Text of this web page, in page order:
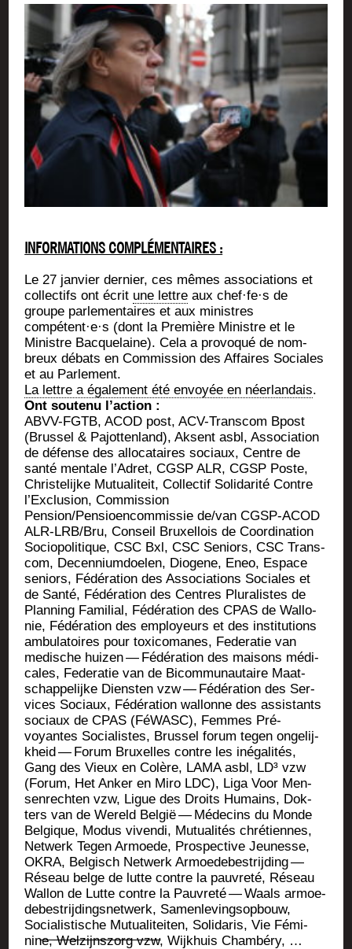
INFORMATIONS COMPLÉMENTAIRES :
Le 27 jan­vier der­nier, ces mêmes asso­cia­tions et
col­lec­tifs ont écrit une lettre aux chef·fe·s de
groupe par­le­men­taires et aux ministres
compétent·e·s (dont la Pre­mière Ministre et le
Ministre Bac­que­laine). Cela a pro­vo­qué de nom­
breux débats en Com­mis­sion des Affaires Sociales
et au Parlement.
La lettre a éga­le­ment été envoyée en néer­lan­dais.
Ont sou­te­nu l’action :
ABVV-FGTB, ACOD post, ACV-Trans­com Bpost
(Brus­sel & Pajot­ten­land), Aksent asbl, Asso­cia­tion
de défense des allo­ca­taires sociaux, Centre de
san­té men­tale l’A­dret, CGSP ALR, CGSP Poste,
Chris­te­lijke Mutua­li­teit, Col­lec­tif Soli­da­ri­té Contre
l’Exclusion, Com­mis­sion
Pension/Pensioencommissie de/van CGSP-ACOD
ALR-LRB/­Bru, Conseil Bruxel­lois de Coor­di­na­tion
Socio­po­li­tique, CSC Bxl, CSC Seniors, CSC Trans­
com, Decen­nium­doe­len, Dio­gene, Eneo, Espace
seniors, Fédé­ra­tion des Asso­cia­tions Sociales et
de San­té, Fédé­ra­tion des Centres Plu­ra­listes de
Plan­ning Fami­lial, Fédé­ra­tion des CPAS de Wal­lo­
nie, Fédé­ra­tion des employeurs et des ins­ti­tu­tions
ambu­la­toires pour toxi­co­manes, Fede­ra­tie van
medische hui­zen — Fédé­ra­tion des mai­sons médi­
cales, Fede­ra­tie van de Bicom­mu­nau­taire Maat­
schap­pe­lijke Diens­ten vzw — Fédé­ra­tion des Ser­
vices Sociaux, Fédé­ra­tion wal­lonne des assis­tants
sociaux de CPAS (FéWASC), Femmes Pré­
voyantes Socia­listes, Brus­sel forum tegen onge­lij­
kheid — Forum Bruxelles contre les inéga­li­tés,
Gang des Vieux en Colère, LAMA asbl, LD³ vzw
(Forum, Het Anker en Miro LDC), Liga Voor Men­
sen­rech­ten vzw, Ligue des Droits Humains, Dok­
ters van de Wereld Bel­gië — Méde­cins du Monde
Bel­gique, Modus viven­di, Mutua­li­tés chré­tiennes,
Net­werk Tegen Armoede, Pros­pec­tive Jeu­nesse,
OKRA, Bel­gisch Net­werk Armoe­de­bes­tri­j­ding —
Réseau belge de lutte contre la pau­vre­té, Réseau
Wal­lon de Lutte contre la Pau­vre­té — Waals armoe­
de­bes­tri­j­ding­snet­werk, Samen­le­ving­sop­bouw,
Socia­lis­tische Mutua­li­tei­ten, Soli­da­ris, Vie Fémi­
nine, Wel­zi­jns­zorg vzw, Wij­khuis Chambéry, …